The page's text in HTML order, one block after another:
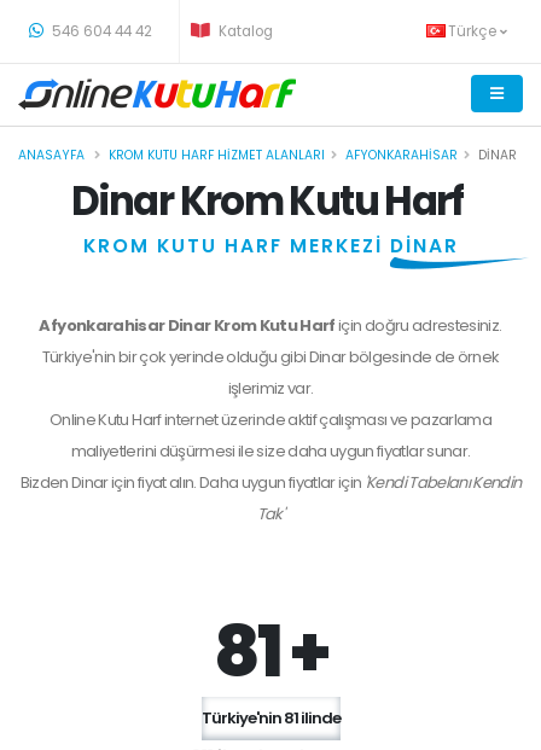
546 604 44 42 Katalog Türkçe
ANASAYFA KROM KUTU HARF HIZMET ALANLARI AFYONKARAHISAR DINAR
Dinar Krom Kutu Harf
KROM KUTU HARF MERKEZİ DİNAR
Afyonkarahisar Dinar Krom Kutu Harfiçin doğru adrestesiniz.
Türkiye'nin bir çok yerinde olduğu gibi Dinar bölgesinde de örnek
işlerimiz var.
Online Kutu Harf internet üzerinde aktif çalışması ve pazarlama
maliyetlerini düşürmesi ile size daha uygun fiyatlar sunar.
BizdenDinariçin fiyat alın. Daha uygun fiyatlar için 'Kendi Tabelanı Kendin
Tak'
81 +
Türkiye'nin 81 ilinde